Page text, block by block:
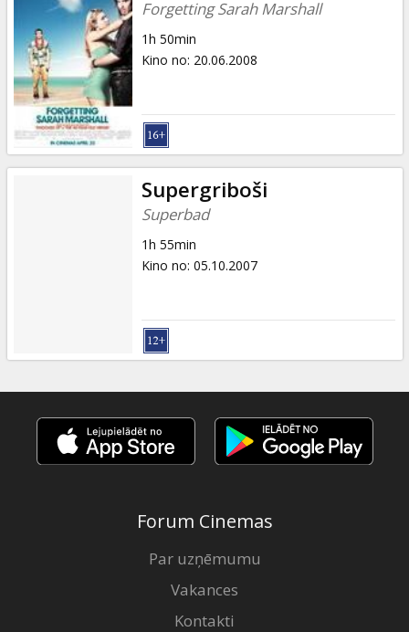
Forgetting Sarah Marshall
1h 50min
Kino no: 20.06.2008
Supergriboši
Superbad
1h 55min
Kino no: 05.10.2007
Forum Cinemas
Par uzņēmumu
Vakances
Kontakti